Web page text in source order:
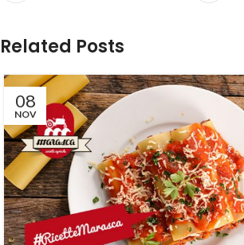
Related Posts
08
NOV